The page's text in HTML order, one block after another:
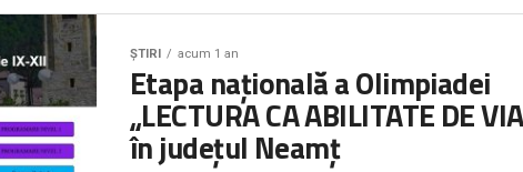
ȘTIRI acum 1 an
Etapa națională a Olimpiadei
„LECTURA CA ABILITATE DE
în județul Neamț